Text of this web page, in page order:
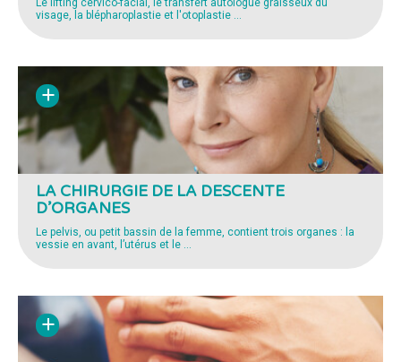
Le lifting cervico-facial, le transfert autologue graisseux du
visage, la blépharoplastie et l'otoplastie …
LA CHIRURGIE DE LA DESCENTE
D’ORGANES
Le pelvis, ou petit bassin de la femme, contient trois organes : la
vessie en avant, l’utérus et le …